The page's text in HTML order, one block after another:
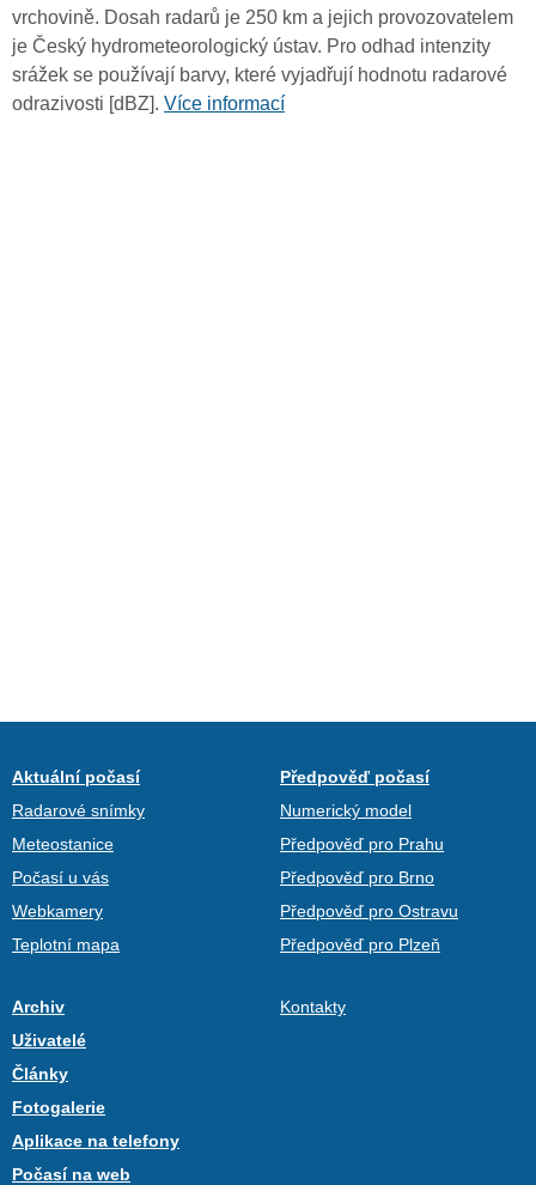
vrchovině. Dosah radarů je 250 km a jejich provozovatelem
je Český hydrometeorologický ústav. Pro odhad intenzity
srážek se používají barvy, které vyjadřují hodnotu radarové
odrazivosti [dBZ]. Více informací
Aktuální počasí
Radarové snímky
Meteostanice
Počasí u vás
Webkamery
Teplotní mapa
Předpověď počasí
Numerický model
Předpověď pro Prahu
Předpověď pro Brno
Předpověď pro Ostravu
Předpověď pro Plzeň
Archiv
Uživatelé
Články
Fotogalerie
Aplikace na telefony
Počasí na web
Kontakty